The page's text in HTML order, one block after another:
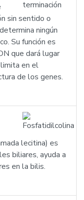
sin sentido o
ningún
Su función es
que dará lugar
en el
de los genes.
lecitina) es
biliares, ayuda a
en la bilis.